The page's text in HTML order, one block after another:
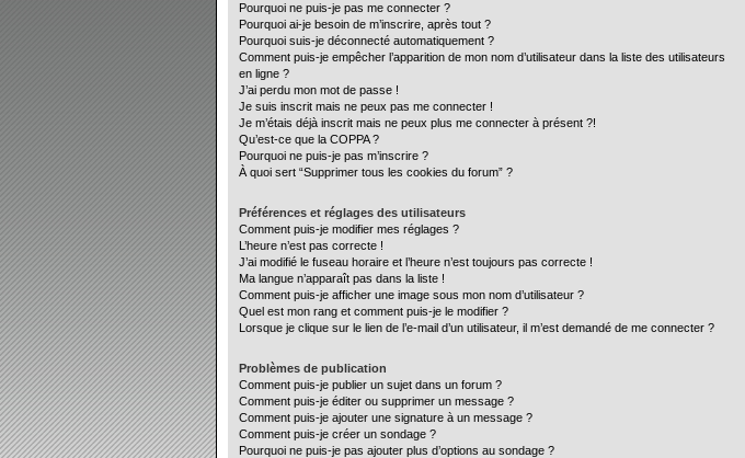
Pourquoi ne puis-je pas me connecter ?
Pourquoi ai-je besoin de m’inscrire, après tout ?
Pourquoi suis-je déconnecté automatiquement ?
Comment puis-je empêcher l’apparition de mon nom d’utilisateur dans la liste des utilisateurs
en ligne ?
J’ai perdu mon mot de passe !
Je suis inscrit mais ne peux pas me connecter !
Je m’étais déjà inscrit mais ne peux plus me connecter à présent ?!
Qu’est-ce que la COPPA ?
Pourquoi ne puis-je pas m’inscrire ?
À quoi sert “Supprimer tous les cookies du forum” ?
Préférences et réglages des utilisateurs
Comment puis-je modifier mes réglages ?
L’heure n’est pas correcte !
J’ai modifié le fuseau horaire et l’heure n’est toujours pas correcte !
Ma langue n’apparaît pas dans la liste !
Comment puis-je afficher une image sous mon nom d’utilisateur ?
Quel est mon rang et comment puis-je le modifier ?
Lorsque je clique sur le lien de l’e-mail d’un utilisateur, il m’est demandé de me connecter ?
Problèmes de publication
Comment puis-je publier un sujet dans un forum ?
Comment puis-je éditer ou supprimer un message ?
Comment puis-je ajouter une signature à un message ?
Comment puis-je créer un sondage ?
Pourquoi ne puis-je pas ajouter plus d’options au sondage ?